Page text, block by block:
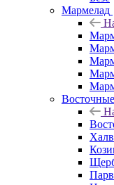
Мармелад